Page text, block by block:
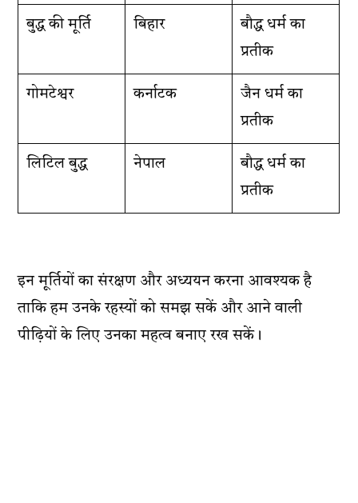
बुद्ध की मूर्ति बिहार
बौद्ध धर्म का
प्रतीक
गोमटेश्वर कर्नाटक
जैन धर्म का
प्रतीक
लिटिल बुद्ध नेपाल
बौद्ध धर्म का
प्रतीक
इन मूर्तियों का संरक्षण और अध्ययन करना आवश्यक है
ताकि हम उनके रहस्यों को समझ सकें और आने वाली
पीढ़ियों के लिए उनका महत्व बनाए रख सकें।